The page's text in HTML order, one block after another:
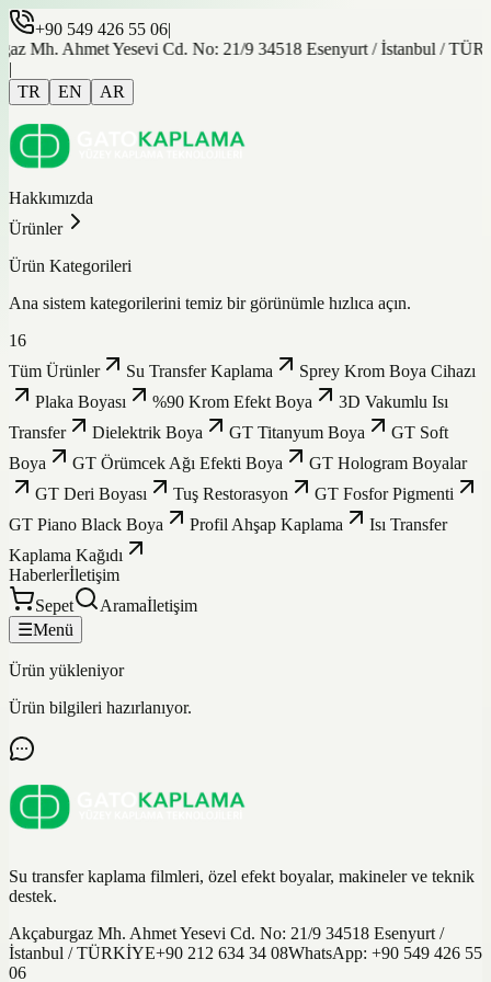
+90 549 426 55 06|
Mh. Ahmet Yesevi Cd. No: 21/9 34518 Esenyurt / İstanbul /
|
TR
EN AR
Hakkımızda
Ürünler
Ürün Kategorileri
Ana sistem kategorilerini temiz bir görünümle hızlıca açın.
16
Tüm Ürünler
Su Transfer Kaplama
Sprey Krom Boya Cihazı
Plaka Boyası
%90 Krom Efekt Boya
3D Vakumlu Isı
Transfer
Dielektrik Boya GT Titanyum Boya
GT Soft
Boya
GT Örümcek Ağı Efekti Boya
GT Hologram Boyalar
GT Deri Boyası
Tuş Restorasyon
GT Fosfor Pigmenti
GT Piano Black Boya
Profil Ahşap Kaplama
Isı Transfer
Kaplama Kağıdı
Haberlerİletişim
Sepet
Aramaİletişim
☰Menü
Ürün yükleniyor
Ürün bilgileri hazırlanıyor.
Su transfer kaplama filmleri, özel efekt boyalar, makineler ve teknik
destek.
Akçaburgaz Mh. Ahmet Yesevi Cd. No: 21/9 34518 Esenyurt /
İstanbul / TÜRKİYE+90 212 634 34 08WhatsApp: +90 549 426 55
06